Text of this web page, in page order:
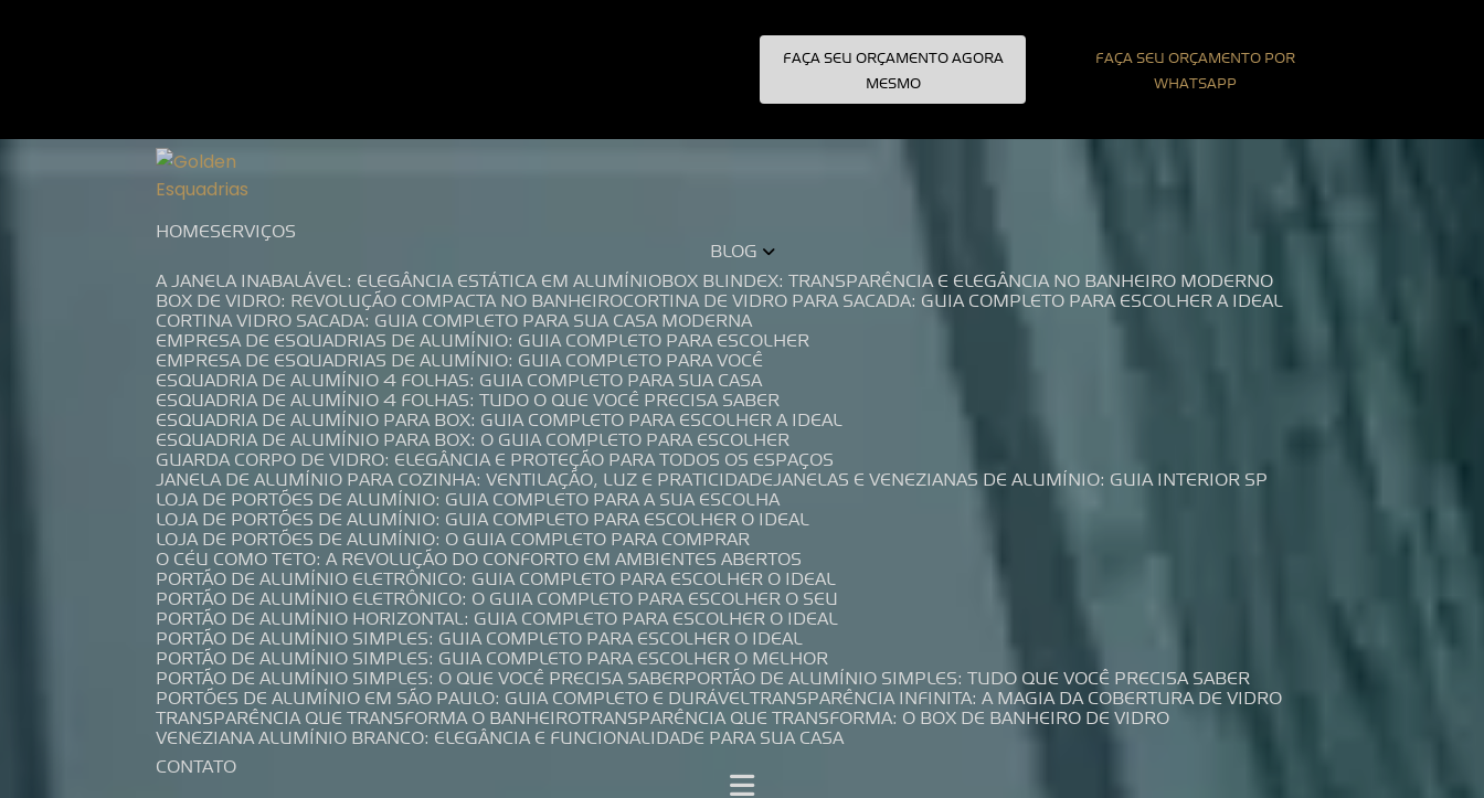
FAÇA SEU ORÇAMENTO AGORA
MESMO
FAÇA SEU ORÇAMENTO POR
WHATSAPP
HOME SERVIÇOS
BLOG
A JANELA INABALÁVEL: ELEGÂNCIA ESTÁTICA EM ALUMÍNIO BOX BLINDEX: TRANSPARÊNCIA E ELEGÂNCIA NO BANHEIRO MODERNO
BOX DE VIDRO: REVOLUÇÃO COMPACTA NO BANHEIRO CORTINA DE VIDRO PARA SACADA: GUIA COMPLETO PARA ESCOLHER A IDEAL
CORTINA VIDRO SACADA: GUIA COMPLETO PARA SUA CASA MODERNA
EMPRESA DE ESQUADRIAS DE ALUMÍNIO: GUIA COMPLETO PARA ESCOLHER
EMPRESA DE ESQUADRIAS DE ALUMÍNIO: GUIA COMPLETO PARA VOCÊ
ESQUADRIA DE ALUMÍNIO 4 FOLHAS: GUIA COMPLETO PARA SUA CASA
ESQUADRIA DE ALUMÍNIO 4 FOLHAS: TUDO O QUE VOCÊ PRECISA SABER
ESQUADRIA DE ALUMÍNIO PARA BOX: GUIA COMPLETO PARA ESCOLHER A IDEAL
ESQUADRIA DE ALUMÍNIO PARA BOX: O GUIA COMPLETO PARA ESCOLHER
GUARDA CORPO DE VIDRO: ELEGÂNCIA E PROTEÇÃO PARA TODOS OS ESPAÇOS
JANELA DE ALUMÍNIO PARA COZINHA: VENTILAÇÃO, LUZ E PRATICIDADE JANELAS E VENEZIANAS DE ALUMÍNIO: GUIA INTERIOR SP
LOJA DE PORTÕES DE ALUMÍNIO: GUIA COMPLETO PARA A SUA ESCOLHA
LOJA DE PORTÕES DE ALUMÍNIO: GUIA COMPLETO PARA ESCOLHER O IDEAL
LOJA DE PORTÕES DE ALUMÍNIO: O GUIA COMPLETO PARA COMPRAR
O CÉU COMO TETO: A REVOLUÇÃO DO CONFORTO EM AMBIENTES ABERTOS
PORTÃO DE ALUMÍNIO ELETRÔNICO: GUIA COMPLETO PARA ESCOLHER O IDEAL
PORTÃO DE ALUMÍNIO ELETRÔNICO: O GUIA COMPLETO PARA ESCOLHER O SEU
PORTÃO DE ALUMÍNIO HORIZONTAL: GUIA COMPLETO PARA ESCOLHER O IDEAL
PORTÃO DE ALUMÍNIO SIMPLES: GUIA COMPLETO PARA ESCOLHER O IDEAL
PORTÃO DE ALUMÍNIO SIMPLES: GUIA COMPLETO PARA ESCOLHER O MELHOR
PORTÃO DE ALUMÍNIO SIMPLES: O QUE VOCÊ PRECISA SABER PORTÃO DE ALUMÍNIO SIMPLES: TUDO QUE VOCÊ PRECISA SABER
PORTÕES DE ALUMÍNIO EM SÃO PAULO: GUIA COMPLETO E DURÁVEL TRANSPARÊNCIA INFINITA: A MAGIA DA COBERTURA DE VIDRO
TRANSPARÊNCIA QUE TRANSFORMA O BANHEIRO TRANSPARÊNCIA QUE TRANSFORMA: O BOX DE BANHEIRO DE VIDRO
VENEZIANA ALUMÍNIO BRANCO: ELEGÂNCIA E FUNCIONALIDADE PARA SUA CASA
CONTATO